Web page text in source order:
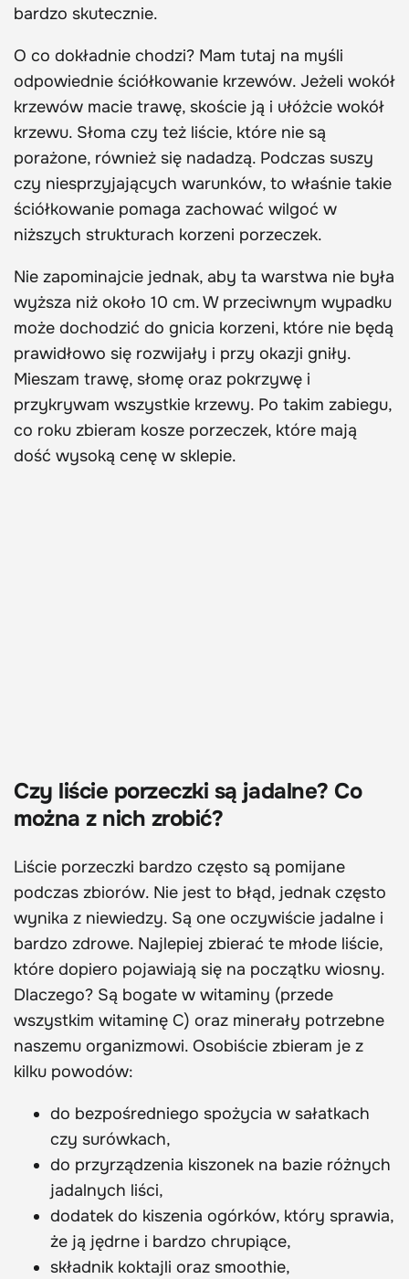
bardzo skutecznie.
O co dokładnie chodzi? Mam tutaj na myśli
odpowiednie ściółkowanie krzewów. Jeżeli wokół
krzewów macie trawę, skoście ją i ułóżcie wokół
krzewu. Słoma czy też liście, które nie są
porażone, również się nadadzą. Podczas suszy
czy niesprzyjających warunków, to właśnie takie
ściółkowanie pomaga zachować wilgoć w
niższych strukturach korzeni porzeczek.
Nie zapominajcie jednak, aby ta warstwa nie była
wyższa niż około 10 cm. W przeciwnym wypadku
może dochodzić do gnicia korzeni, które nie będą
prawidłowo się rozwijały i przy okazji gniły.
Mieszam trawę, słomę oraz pokrzywę i
przykrywam wszystkie krzewy. Po takim zabiegu,
co roku zbieram kosze porzeczek, które mają
dość wysoką cenę w sklepie.
Czy liście porzeczki są jadalne? Co
można z nich zrobić?
Liście porzeczki bardzo często są pomijane
podczas zbiorów. Nie jest to błąd, jednak często
wynika z niewiedzy. Są one oczywiście jadalne i
bardzo zdrowe. Najlepiej zbierać te młode liście,
które dopiero pojawiają się na początku wiosny.
Dlaczego? Są bogate w witaminy (przede
wszystkim witaminę C) oraz minerały potrzebne
naszemu organizmowi. Osobiście zbieram je z
kilku powodów:
do bezpośredniego spożycia w sałatkach
czy surówkach,
do przyrządzenia kiszonek na bazie różnych
jadalnych liści,
dodatek do kiszenia ogórków, który sprawia,
że ją jędrne i bardzo chrupiące,
składnik koktajli oraz smoothie,